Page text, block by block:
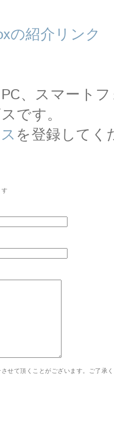
の紹介リンク
、スマート
です。
を登録してく
せて頂くことがございます。ご了承